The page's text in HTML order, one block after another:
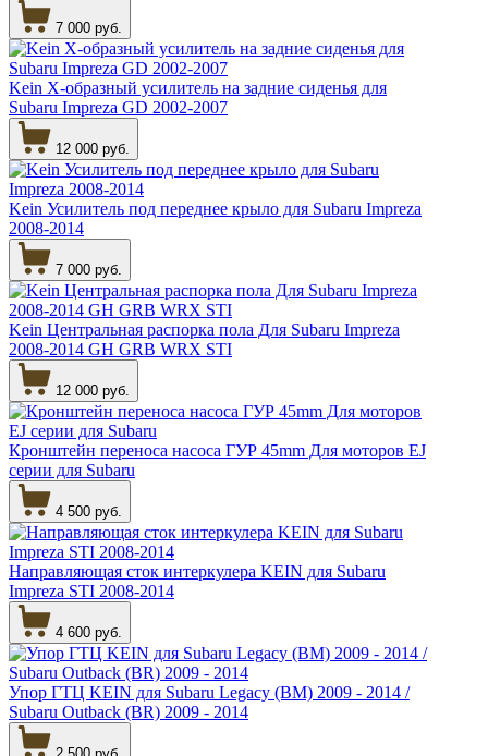
7 000 руб.
Kein Х-образный усилитель на задние сиденья для
Subaru Impreza GD 2002-2007
12 000 руб.
Kein Усилитель под переднее крыло для Subaru Impreza
2008-2014
7 000 руб.
Kein Центральная распорка пола Для Subaru Impreza
2008-2014 GH GRB WRX STI
12 000 руб.
Кронштейн переноса насоса ГУР 45mm Для моторов EJ
серии для Subaru
4 500 руб.
Направляющая сток интеркулера KEIN для Subaru
Impreza STI 2008-2014
4 600 руб.
Упор ГТЦ KEIN для Subaru Legacy (BM) 2009 - 2014 /
Subaru Outback (BR) 2009 - 2014